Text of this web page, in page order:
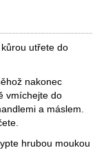
utřete do
nakonec
vmíchejte do
a máslem.
hrubou moukou